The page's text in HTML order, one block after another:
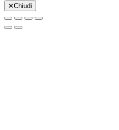
✕Chiudi